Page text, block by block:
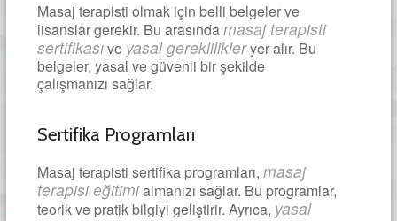
Masaj terapisti olmak için belli belgeler ve
lisanslar gerekir. Bu arasındamasaj terapisti
sertifikasıve yasal gereklilikleryer alır. Bu
belgeler, yasal ve güvenli bir şekilde
çalışmanızı sağlar.
Sertifika Programları
Masaj terapisti sertifika programları, masaj
terapisi eğitimialmanızı sağlar. Bu programlar,
teorik ve pratik bilgiyi geliştirir. Ayrıca, yasal